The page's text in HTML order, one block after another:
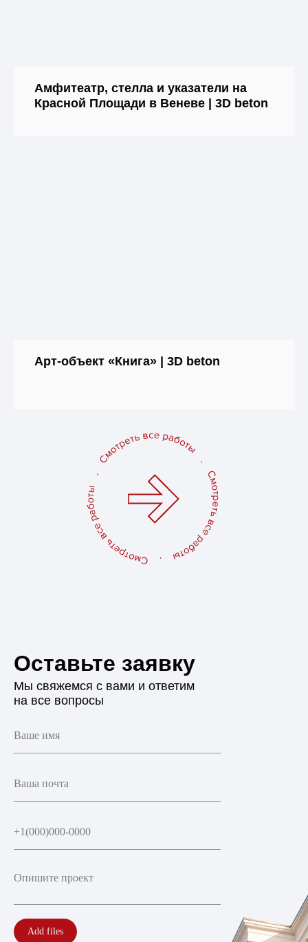
Амфитеатр, стелла и указатели на
Красной Площади в Веневе | 3D beton
Арт-объект «Книга» | 3D beton
Мы свяжемся с вами и ответим
на все вопросы
Оставьте заявку
Add files